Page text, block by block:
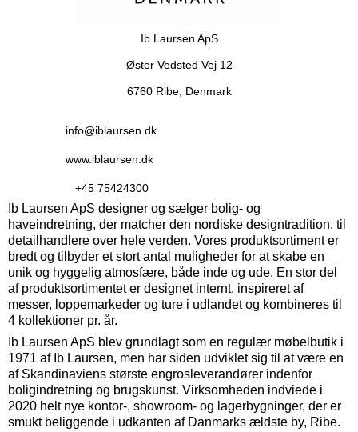
Ib Laursen ApS
Øster Vedsted Vej 12
6760 Ribe, Denmark
info@iblaursen.dk
www.iblaursen.dk
+45 75424300
Ib Laursen ApS designer og sælger bolig- og
haveindretning, der matcher den nordiske designtradition, til
detailhandlere over hele verden. Vores produktsortiment er
bredt og tilbyder et stort antal muligheder for at skabe en
unik og hyggelig atmosfære, både inde og ude. En stor del
af produktsortimentet er designet internt, inspireret af
messer, loppemarkeder og ture i udlandet og kombineres til
4 kollektioner pr. år.
Ib Laursen ApS blev grundlagt som en regulær møbelbutik i
1971 af Ib Laursen, men har siden udviklet sig til at være en
af ​​Skandinaviens største engrosleverandører indenfor
boligindretning og brugskunst. Virksomheden indviede i
2020 helt nye kontor-, showroom- og lagerbygninger, der er
smukt beliggende i udkanten af ​​Danmarks ældste by, Ribe.